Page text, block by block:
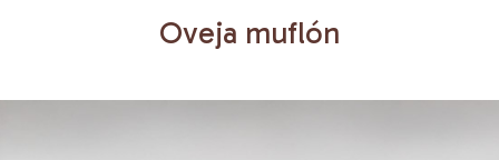
Oveja muflón